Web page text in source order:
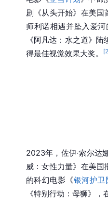
剧《从头开始》在美国
师利诺相遇并坠入爱
《阿凡达：水之道》
得最佳视觉效果大奖。
[
2023年，佐伊·索尔达
威：女性力量》在美国
的科幻电影《银河护卫
《特别行动：母狮》